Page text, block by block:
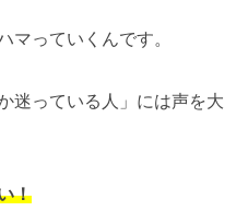
マっていくんです。
迷っている人」には声を大
！